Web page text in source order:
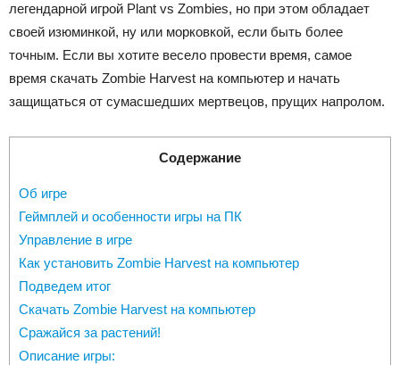
легендарной игрой Plant vs Zombies, но при этом обладает
своей изюминкой, ну или морковкой, если быть более
точным. Если вы хотите весело провести время, самое
время скачать Zombie Harvest на компьютер и начать
защищаться от сумасшедших мертвецов, прущих напролом.
Содержание
Об игре
Геймплей и особенности игры на ПК
Управление в игре
Как установить Zombie Harvest на компьютер
Подведем итог
Скачать Zombie Harvest на компьютер
Сражайся за растений!
Описание игры: